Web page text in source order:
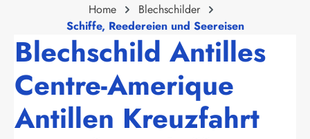
Home
Blechschilder
Schiffe, Reedereien und Seereisen
Blechschild Antilles
Centre-Amerique
Antillen Kreuzfahrt